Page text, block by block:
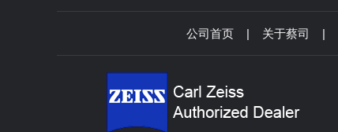
公司首页 | 关于蔡司 |